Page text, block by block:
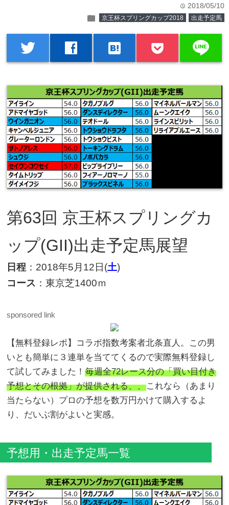
time 2018/05/10
folder 京王杯スプリングカップ2018 出走予定馬
twitter facebook hatenabookmark line
第63回 京王杯スプリングカ
ップ(GII)出走予定馬展望
日程 ：2018年5月12日(土)
コース ：東京芝1400ｍ
sponsored link
【無料登録レポ】コラボ指数考案者北条直人。この男
いとも簡単に３連単を当ててくるので実際無料登録し
て試してみました！毎週全72レース分の「買い目付き
予想とその根拠」が提供される、、これなら（あまり
当たらない）プロの予想を数万円かけて購入するよ
り、だいぶ割がよいと実感。
予想用・出走予定馬一覧